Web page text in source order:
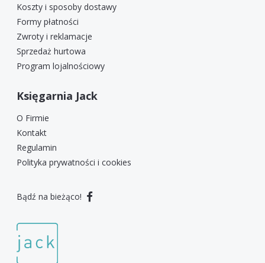
Koszty i sposoby dostawy
Formy płatności
Zwroty i reklamacje
Sprzedaż hurtowa
Program lojalnościowy
Księgarnia Jack
O Firmie
Kontakt
Regulamin
Polityka prywatności i cookies
Bądź na bieżąco!